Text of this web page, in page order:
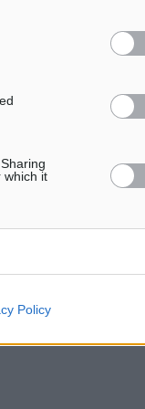
which it
Policy